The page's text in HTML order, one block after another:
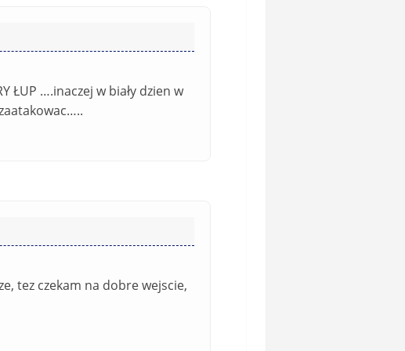
ŁUP ….inaczej w biały dzien w
tez czekam na dobre wejscie,